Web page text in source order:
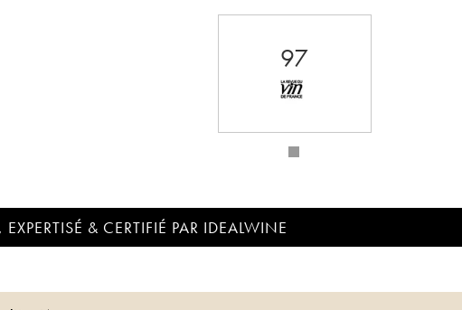
97
& CERTIFIÉ PAR IDEALWINE